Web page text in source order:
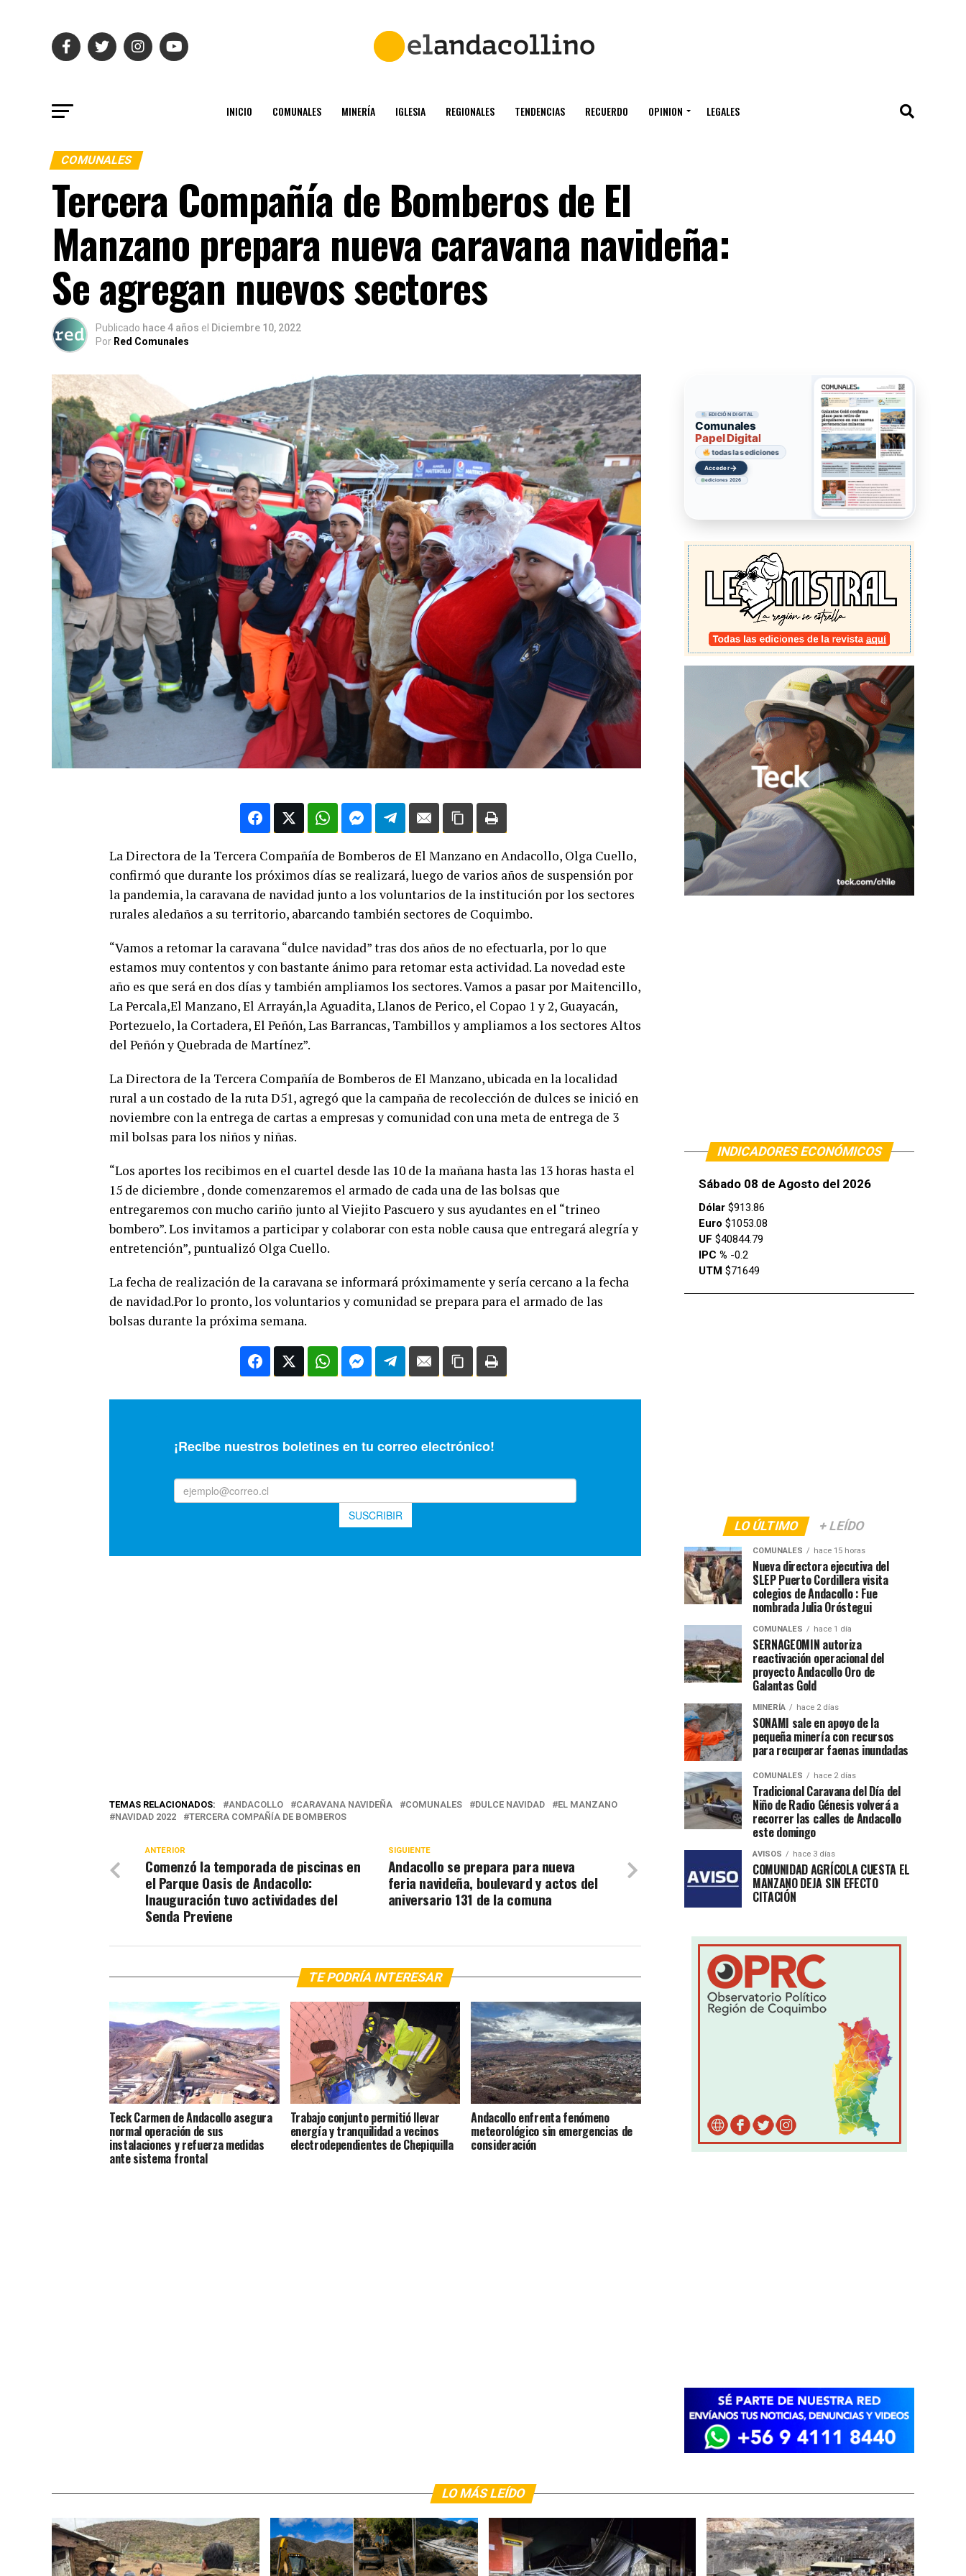
INICIO COMUNALES MINERÍA IGLESIA REGIONALES TENDENCIAS RECUERDO OPINION LEGALES
COMUNALES
Tercera Compañía de Bomberos de El
Manzano prepara nueva caravana navideña:
Se agregan nuevos sectores
Publicado hace 4 años el Diciembre 10, 2022
Por Red Comunales
La Directora de la Tercera Compañía de Bomberos de El Manzano en Andacollo, Olga Cuello,
confirmó que durante los próximos días se realizará, luego de varios años de suspensión por
la pandemia, la caravana de navidad junto a los voluntarios de la institución por los sectores
rurales aledaños a su territorio, abarcando también sectores de Coquimbo.
“Vamos a retomar la caravana “dulce navidad” tras dos años de no efectuarla, por lo que
estamos muy contentos y con bastante ánimo para retomar esta actividad. La novedad este
año es que será en dos días y también ampliamos los sectores. Vamos a pasar por Maitencillo,
La Percala,El Manzano, El Arrayán,la Aguadita, Llanos de Perico, el Copao 1 y 2, Guayacán,
Portezuelo, la Cortadera, El Peñón, Las Barrancas, Tambillos y ampliamos a los sectores Altos
del Peñón y Quebrada de Martínez”.
La Directora de la Tercera Compañía de Bomberos de El Manzano, ubicada en la localidad
rural a un costado de la ruta D51, agregó que la campaña de recolección de dulces se inició en
noviembre con la entrega de cartas a empresas y comunidad con una meta de entrega de 3
mil bolsas para los niños y niñas.
“Los aportes los recibimos en el cuartel desde las 10 de la mañana hasta las 13 horas hasta el
15 de diciembre , donde comenzaremos el armado de cada una de las bolsas que
entregaremos con mucho cariño junto al Viejito Pascuero y sus ayudantes en el “trineo
bombero”. Los invitamos a participar y colaborar con esta noble causa que entregará alegría y
entretención”, puntualizó Olga Cuello.
La fecha de realización de la caravana se informará próximamente y sería cercano a la fecha
de navidad.Por lo pronto, los voluntarios y comunidad se prepara para el armado de las
bolsas durante la próxima semana.
TEMAS RELACIONADOS: ANDACOLLO CARAVANA NAVIDEÑA COMUNALES DULCE NAVIDAD
EL MANZANO
NAVIDAD 2022
TERCERA COMPAÑÍA DE BOMBEROS
SIGUIENTE
Andacollo se prepara para nueva
feria navideña, boulevard y actos del
aniversario 131 de la comuna
ANTERIOR
Comenzó la temporada de piscinas en
el Parque Oasis de Andacollo:
Inauguración tuvo actividades del
Senda Previene
TE PODRÍA INTERESAR
Teck Carmen de Andacollo asegura
normal operación de sus
instalaciones y refuerza medidas
ante sistema frontal
Trabajo conjunto permitió llevar
energía y tranquilidad a vecinos
electrodependientes de Chepiquilla
Andacollo enfrenta fenómeno
meteorológico sin emergencias de
consideración
EDICIÓN DIGITAL
Comunales
Papel Digital
todas las ediciones
Acceder→
ediciones 2026
INDICADORES ECONÓMICOS
Sábado 08 de Agosto del 2026
Dólar $913.86
Euro $1053.08
UF $40844.79
IPC % -0.2
UTM $71649
LO ÚLTIMO + LEÍDO
COMUNALES hace 15 horas
Nueva directora ejecutiva del
SLEP Puerto Cordillera visita
colegios de Andacollo : Fue
nombrada Julia Oróstegui
COMUNALES hace 1 día
SERNAGEOMIN autoriza
reactivación operacional del
proyecto Andacollo Oro de
Galantas Gold
MINERÍA hace 2 días
SONAMI sale en apoyo de la
pequeña minería con recursos
para recuperar faenas inundadas
COMUNALES hace 2 días
Tradicional Caravana del Día del
Niño de Radio Génesis volverá a
recorrer las calles de Andacollo
este domingo
AVISOS hace 3 días
COMUNIDAD AGRÍCOLA CUESTA EL
MANZANO DEJA SIN EFECTO
CITACIÓN
LO MÁS LEÍDO